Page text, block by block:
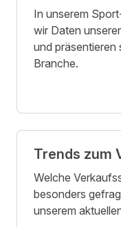
In unserem
wir Daten
und präsentieren
Branche.
Trends zum
Welche
besonders
unserem